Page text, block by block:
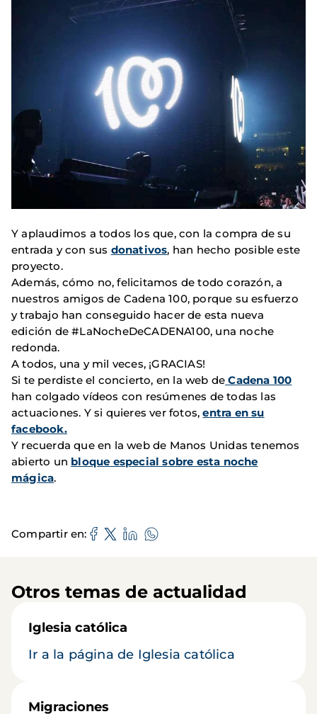
Y aplaudimos a todos los que, con la compra de su
entrada y con sus donativos, han hecho posible este
proyecto.
Además, cómo no, felicitamos de todo corazón, a
nuestros amigos de Cadena 100, porque su esfuerzo
y trabajo han conseguido hacer de esta nueva
edición de #LaNocheDeCADENA100, una noche
redonda.
A todos, una y mil veces, ¡GRACIAS!
Si te perdiste el concierto, en la web de Cadena 100
han colgado vídeos con resúmenes de todas las
actuaciones. Y si quieres ver fotos,entra en su
facebook.
Y recuerda que en la web de Manos Unidas tenemos
abierto un bloque especial sobre esta noche
mágica.
Compartir en
Otros temas de actualidad
Iglesia católica
Ir a la página de Iglesia católica
Migraciones